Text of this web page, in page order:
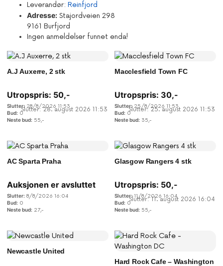
Leverandør: Reinfjord
Adresse: Stajordveien 298
9161 Burfjord
Ingen anmeldelser funnet enda!
Slutter: 28. august 2026 11:53
A.J Auxerre, 2 stk
Utropspris: 50,-
28/8/2026 11:53
0
55,-
Slutter: 25. august 2026 11:53
Macclesfield Town FC
Utropspris: 30,-
25/8/2026 11:53
0
35,-
AC Sparta Praha
Auksjonen er avsluttet
8/8/2026 16:04
0
27,-
Slutter: 11. august 2026 16:04
Glasgow Rangers 4 stk
Utropspris: 50,-
11/8/2026 16:04
0
55,-
Newcastle United
Hard Rock Cafe – Washington